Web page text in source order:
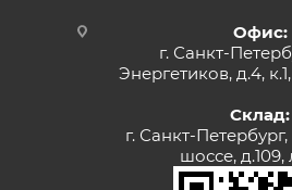
Офис:
г. Санкт-
Энергетиков, д.4,
Склад:
г. Санкт-
шоссе, д.109,